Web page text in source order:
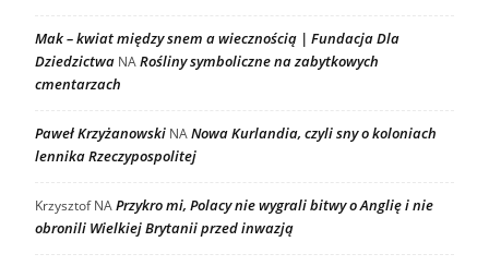
Mak – kwiat między snem a wiecznością | Fundacja Dla
Dziedzictwa NARośliny symboliczne na zabytkowych
cmentarzach
Paweł Krzyżanowski NANowa Kurlandia, czyli sny o koloniach
lennika Rzeczypospolitej
KrzysztofNAPrzykro mi, Polacy nie wygrali bitwy o Anglię i nie
obronili Wielkiej Brytanii przed inwazją